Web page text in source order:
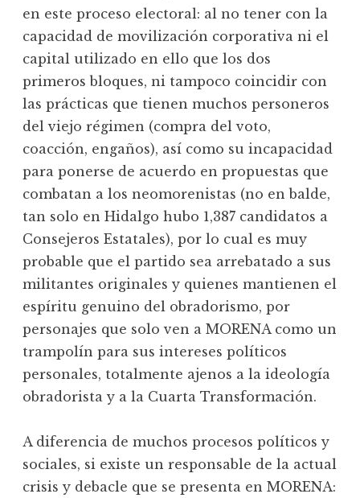
en este proceso electoral: al no tener con la
capacidad de movilización corporativa ni el
capital utilizado en ello que los dos
primeros bloques, ni tampoco coincidir con
las prácticas que tienen muchos personeros
del viejo régimen (compra del voto,
coacción, engaños), así como su incapacidad
para ponerse de acuerdo en propuestas que
combatan a los neomorenistas (no en balde,
tan solo en Hidalgo hubo 1,387 candidatos a
Consejeros Estatales), por lo cual es muy
probable que el partido sea arrebatado a sus
militantes originales y quienes mantienen el
espíritu genuino del obradorismo, por
personajes que solo ven a MORENA como un
trampolín para sus intereses políticos
personales, totalmente ajenos a la ideología
obradorista y a la Cuarta Transformación.
A diferencia de muchos procesos políticos y
sociales, si existe un responsable de la actual
crisis y debacle que se presenta en MORENA: